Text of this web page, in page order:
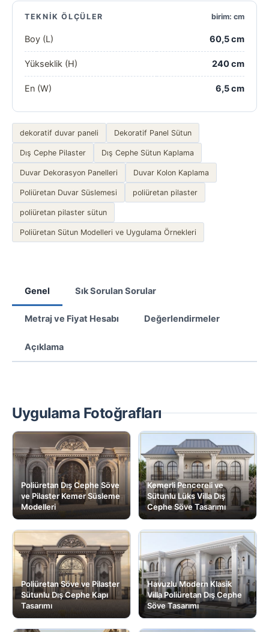
TEKNIK ÖLÇÜLER birim: cm
Boy (L) 60,5 cm
Yükseklik (H) 240 cm
En (W) 6,5 cm
dekoratif duvar paneli Dekoratif Panel Sütun
Dış Cephe Pilaster Dış Cephe Sütun Kaplama
Duvar Dekorasyon Panelleri Duvar Kolon Kaplama
Poliüretan Duvar Süslemesi poliüretan pilaster
poliüretan pilaster sütun
Poliüretan Sütun Modelleri ve Uygulama Örnekleri
Genel Sık Sorulan Sorular
Metraj ve Fiyat Hesabı Değerlendirmeler
Açıklama
Uygulama Fotoğrafları
Poliüretan Dış Cephe Söve
ve Pilaster Kemer Süsleme
Modelleri
Poliüretan Söve ve Pilaster
Sütunlu Dış Cephe Kapı
Tasarımı
Kemerli Pencereli ve
Sütunlu Lüks Villa Dış
Cephe Söve Tasarımı
Havuzlu Modern Klasik
Villa Poliüretan Dış Cephe
Söve Tasarımı